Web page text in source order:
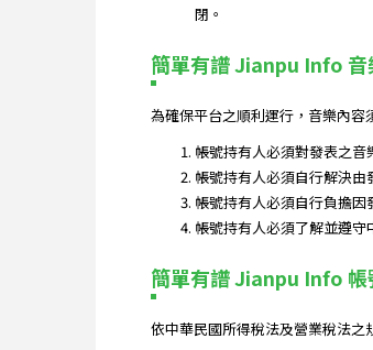
閉。
簡單有譜 Jianpu Info 音
為確保平台之順利運行，音樂內
帳號持有人必須對發表之音
帳號持有人必須自行解決由
帳號持有人必須自行負擔因
帳號持有人必須了解並遵守
簡單有譜 Jianpu Info 帳
依中華民國所得稅法及營業稅法之